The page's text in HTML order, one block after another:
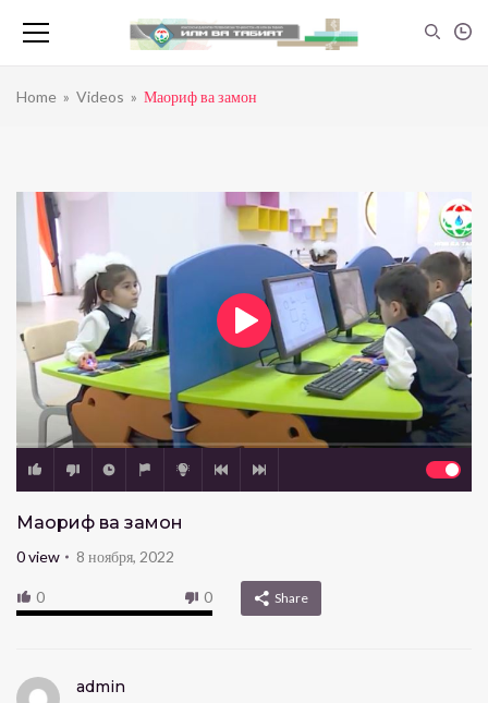
Home » Videos » Маориф ва замон
Маориф ва замон
0view 8 ноября, 2022
0 0 Share
admin